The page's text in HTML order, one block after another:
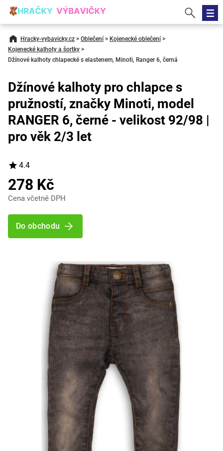
Hracky-vybavicky.cz > Oblečení > Kojenecké oblečení >
Kojenecké kalhoty a šortky >
Džínové kalhoty chlapecké s elastenem, Minoti, Ranger 6, černá
Džínové kalhoty pro chlapce s
pružností, značky Minoti, model
RANGER 6, černé - velikost 92/98 |
pro věk 2/3 let
4.4
278 Kč
Cena včetně DPH
Do obchodu